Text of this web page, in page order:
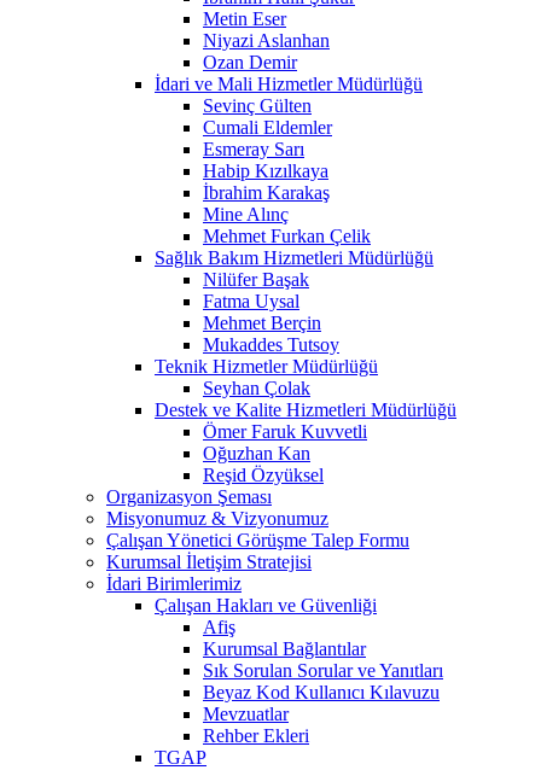
Metin Eser
Niyazi Aslanhan
Ozan Demir
İdari ve Mali Hizmetler Müdürlüğü
Sevinç Gülten
Cumali Eldemler
Esmeray Sarı
Habip Kızılkaya
İbrahim Karakaş
Mine Alınç
Mehmet Furkan Çelik
Sağlık Bakım Hizmetleri Müdürlüğü
Nilüfer Başak
Fatma Uysal
Mehmet Berçin
Mukaddes Tutsoy
Teknik Hizmetler Müdürlüğü
Seyhan Çolak
Destek ve Kalite Hizmetleri Müdürlüğü
Ömer Faruk Kuvvetli
Oğuzhan Kan
Reşid Özyüksel
Organizasyon Şeması
Misyonumuz & Vizyonumuz
Çalışan Yönetici Görüşme Talep Formu
Kurumsal İletişim Stratejisi
İdari Birimlerimiz
Çalışan Hakları ve Güvenliği
Afiş
Kurumsal Bağlantılar
Sık Sorulan Sorular ve Yanıtları
Beyaz Kod Kullanıcı Kılavuzu
Mevzuatlar
Rehber Ekleri
TGAP